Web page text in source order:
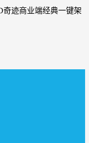
奇迹商业端经典一键架